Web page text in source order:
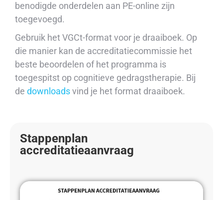
benodigde onderdelen aan PE-online zijn
toegevoegd.
Gebruik het VGCt-format voor je draaiboek. Op
die manier kan de accreditatiecommissie het
beste beoordelen of het programma is
toegespitst op cognitieve gedragstherapie. Bij
de downloadsvind je het format draaiboek.
Stappenplan
accreditatieaanvraag